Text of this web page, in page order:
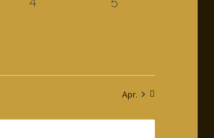
Apr.